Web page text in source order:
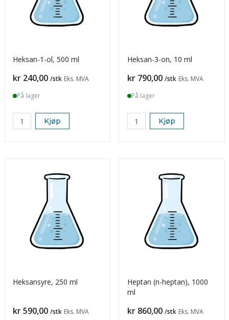
Heksan-1-ol, 500 ml
Pris
kr 240,00 /stk Eks. MVA
På lager
Kjøp
Heksan-3-on, 10 ml
Pris
kr 790,00 /stk Eks. MVA
På lager
Kjøp
Heksansyre, 250 ml
Pris
kr 590,00 /stk Eks. MVA
Heptan (n-heptan), 1000
ml
Pris
kr 860,00 /stk Eks. MVA